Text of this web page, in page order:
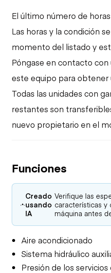
El último número de
Las horas y la condición
momento del listado y
Póngase en contacto
este equipo para obtener
Todas las unidades con
restantes son
nuevo propietario en el
Funciones
Creado
usando
IA
Verifique las
características y
máquina antes
Aire acondicionado
Sistema hidráulico
Presión de los